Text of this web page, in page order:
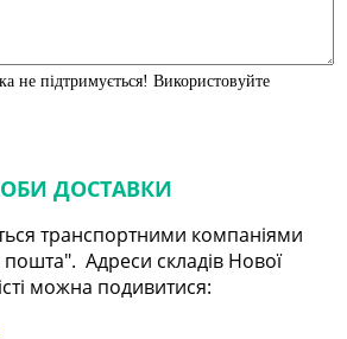
не підтримується! Використовуйте
ДОСТАВКИ
транспортними компаніями
Адреси складів Нової
можна подивитися: